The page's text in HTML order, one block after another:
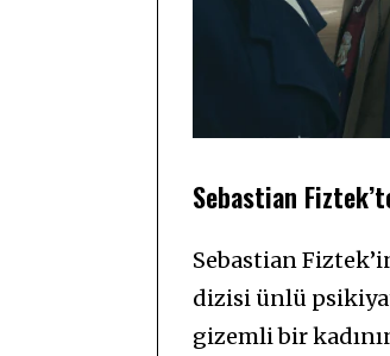
Sebastian
Sebastian
dizisi ünlü
gizemli bir